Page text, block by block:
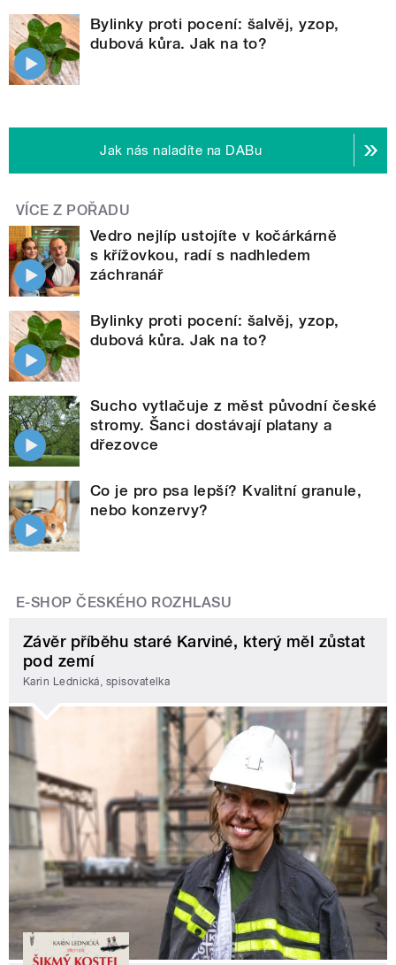
Bylinky proti pocení: šalvěj, yzop,
dubová kůra. Jak na to?
Jak nás naladíte na DABu
VÍCE Z POŘADU
Vedro nejlíp ustojíte v kočárkárně
s křížovkou, radí s nadhledem
záchranář
Bylinky proti pocení: šalvěj, yzop,
dubová kůra. Jak na to?
Sucho vytlačuje z měst původní české
stromy. Šanci dostávají platany a
dřezovce
Co je pro psa lepší? Kvalitní granule,
nebo konzervy?
E-SHOP ČESKÉHO ROZHLASU
Závěr příběhu staré Karviné, který měl zůstat
pod zemí
Karin Lednická, spisovatelka